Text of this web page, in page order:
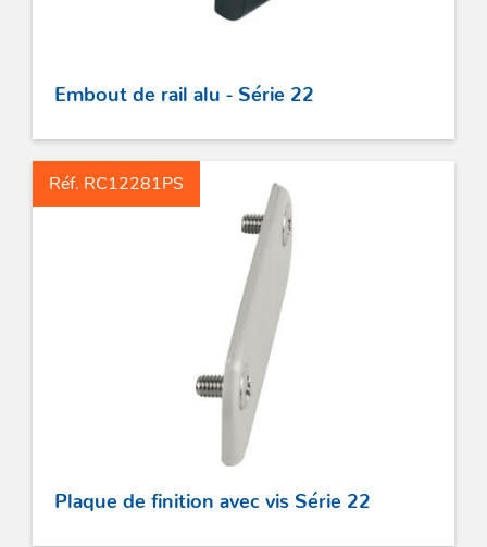
Embout de rail alu - Série 22
Réf. RC12281PS
Plaque de finition avec vis Série 22